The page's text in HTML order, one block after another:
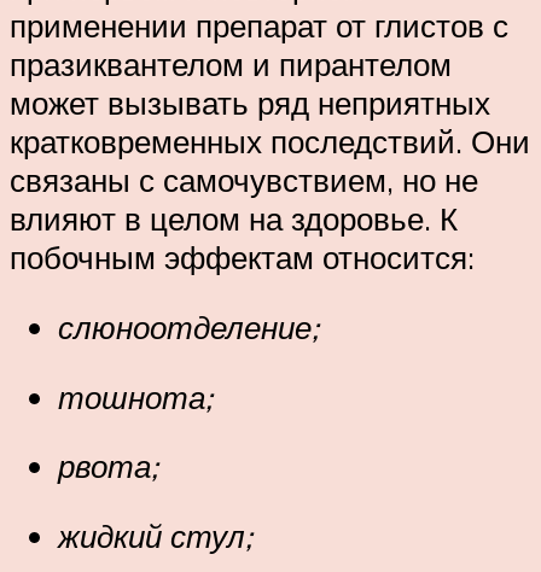
применении препарат от глистов с
празиквантелом и пирантелом
может вызывать ряд неприятных
кратковременных последствий. Они
связаны с самочувствием, но не
влияют в целом на здоровье. К
побочным эффектам относится:
слюноотделение;
тошнота;
рвота;
жидкий стул;